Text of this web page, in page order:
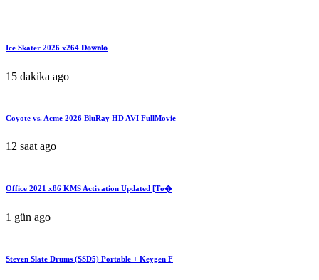
Ice Skater 2026 x264 𝐃𝐨𝐰𝐧𝐥𝐨
15 dakika ago
Coyote vs. Acme 2026 BluRay HD AVI FullMovie
12 saat ago
Office 2021 x86 KMS Activation Updated [Тo�
1 gün ago
Steven Slate Drums (SSD5) Portable + Keygen F